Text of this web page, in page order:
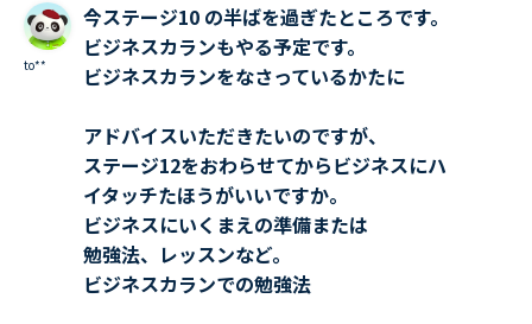
to**
今ステージ10 の半ばを過ぎたところです。
ビジネスカランもやる予定です。
ビジネスカランをなさっているかたに
アドバイスいただきたいのですが、
ステージ12をおわらせてからビジネスにハ
イタッチたほうがいいですか。
ビジネスにいくまえの準備または
勉強法、レッスンなど。
ビジネスカランでの勉強法